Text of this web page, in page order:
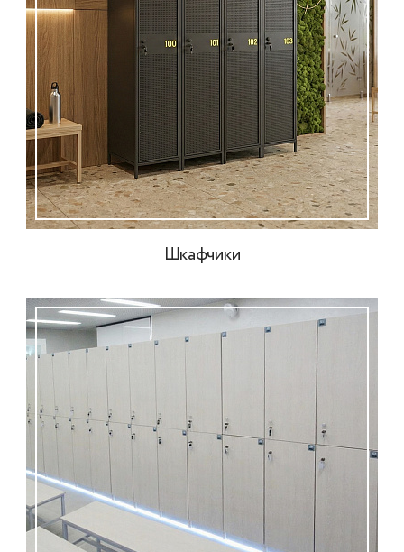
Шкафчики